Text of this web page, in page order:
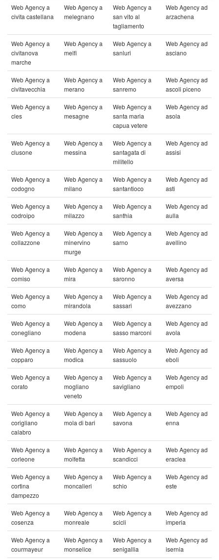
Web Agency a
civita castellana
Web Agency a
melegnano
Web Agency a
san vito al
tagliamento
Web Agency ad
arzachena
Web Agency a
civitanova
marche
Web Agency a
melfi
Web Agency a
sanluri
Web Agency ad
asciano
Web Agency a
civitavecchia
Web Agency a
merano
Web Agency a
sanremo
Web Agency ad
ascoli piceno
Web Agency a
cles
Web Agency a
mesagne
Web Agency a
santa maria
capua vetere
Web Agency ad
asola
Web Agency a
clusone
Web Agency a
messina
Web Agency a
santagata di
militello
Web Agency ad
assisi
Web Agency a
codogno
Web Agency a
milano
Web Agency a
santantioco
Web Agency ad
asti
Web Agency a
codroipo
Web Agency a
milazzo
Web Agency a
santhia
Web Agency ad
aulla
Web Agency a
collazzone
Web Agency a
minervino
murge
Web Agency a
sarno
Web Agency ad
avellino
Web Agency a
comiso
Web Agency a
mira
Web Agency a
saronno
Web Agency ad
aversa
Web Agency a
como
Web Agency a
mirandola
Web Agency a
sassari
Web Agency ad
avezzano
Web Agency a
conegliano
Web Agency a
modena
Web Agency a
sasso marconi
Web Agency ad
avola
Web Agency a
copparo
Web Agency a
modica
Web Agency a
sassuolo
Web Agency ad
eboli
Web Agency a
corato
Web Agency a
mogliano
veneto
Web Agency a
savigliano
Web Agency ad
empoli
Web Agency a
corigliano
calabro
Web Agency a
mola di bari
Web Agency a
savona
Web Agency ad
enna
Web Agency a
corleone
Web Agency a
molfetta
Web Agency a
scandicci
Web Agency ad
eraclea
Web Agency a
cortina
dampezzo
Web Agency a
moncalieri
Web Agency a
schio
Web Agency ad
este
Web Agency a
cosenza
Web Agency a
monreale
Web Agency a
scicli
Web Agency ad
imperia
Web Agency a
courmayeur
Web Agency a
monselice
Web Agency a
senigallia
Web Agency ad
isernia